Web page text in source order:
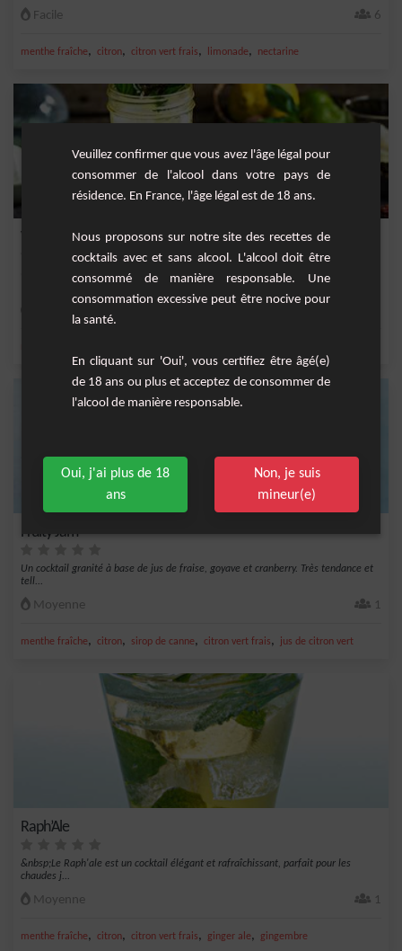
Facile 6
menthe fraîche, citron, citron vert frais, limonade, nectarine
Virgin Mojito Litchis
Une revisite du Virgin Mojito, cette fois-ci aux litchis, un vrai régal !
Fruity Jam
Un cocktail granité à base de jus de fraise, goyave et cranberry. Très tendance et
tell...
Moyenne 1
menthe fraîche, citron, sirop de canne, citron vert frais, jus de citron vert
Raph’Ale
&nbsp;Le Raph'ale est un cocktail élégant et rafraîchissant, parfait pour les
chaudes j...
Moyenne 1
menthe fraîche, citron, citron vert frais, ginger ale, gingembre
Veuillez confirmer que vous avez l'âge légal pour
consommer de l'alcool dans votre pays de
résidence. En France, l'âge légal est de 18 ans.
Nous proposons sur notre site des recettes de
cocktails avec et sans alcool. L'alcool doit être
consommé de manière responsable. Une
consommation excessive peut être nocive pour
la santé.
En cliquant sur 'Oui', vous certifiez être âgé(e)
de 18 ans ou plus et acceptez de consommer de
l'alcool de manière responsable.
Oui, j'ai plus de 18
ans
Non, je suis
mineur(e)